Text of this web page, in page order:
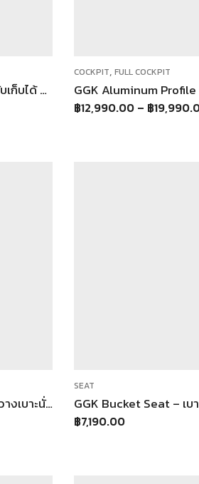
Aluminium Profile Cockpit พับเก็บได้ สไลด์เข้าได้ – โครงอลูโปรไฟล์แข็งแรง | รองรับจอยพวงมาลัยทุกรุ่น
COCKPIT,FULL COCKPIT
฿12,990.00 – ฿
GGK Base Seat Cockpit แท่นวางเบาะนั่ง (เฉพาะฐาน) ต่อเข้าชุดกับ Half Cockpit GT
SEAT
GGK Bucket Seat – เบ
฿7,190.00